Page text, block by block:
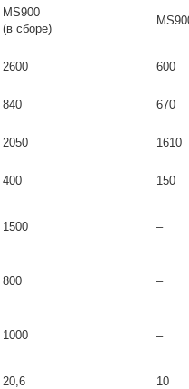
MS900
(в сборе)
2600 600
840 670
2050 1610
400 150
1500 –
800 –
1000 –
20,6 10